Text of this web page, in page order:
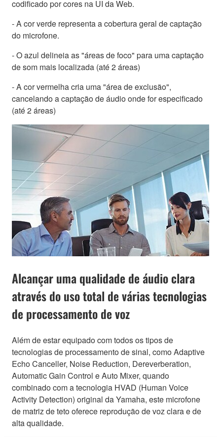
codificado por cores na UI da Web.
- A cor verde representa a cobertura geral de captação
do microfone.
- O azul delineia as "áreas de foco" para uma captação
de som mais localizada (até 2 áreas)
- A cor vermelha cria uma "área de exclusão",
cancelando a captação de áudio onde for especificado
(até 2 áreas)
Alcançar uma qualidade de áudio clara
através do uso total de várias tecnologias
de processamento de voz
Além de estar equipado com todos os tipos de
tecnologias de processamento de sinal, como Adaptive
Echo Canceller, Noise Reduction, Dereverberation,
Automatic Gain Control e Auto Mixer, quando
combinado com a tecnologia HVAD (Human Voice
Activity Detection) original da Yamaha, este microfone
de matriz de teto oferece reprodução de voz clara e de
alta qualidade.